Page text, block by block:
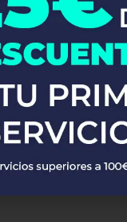
ahora y descubre
rápida, eficiente y a
PEDIR PRESUPUESTO